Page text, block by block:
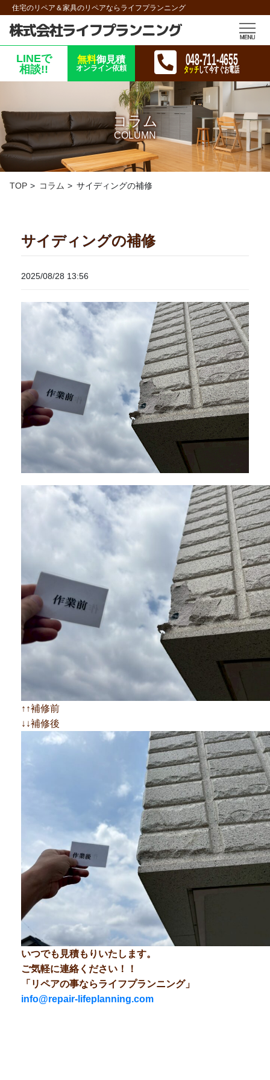
住宅のリペア＆家具のリペアならライフプランニング
株式会社ライフプランニング
048-711-4655
タッチして今すぐお電話
LINEで
相談!!
無料御見積
オンライン依頼
コラム
COLUMN
TOP コラム サイディングの補修
サイディングの補修
2025/08/28 13:56
↑↑補修前
↓↓補修後
いつでも見積もりいたします。
ご気軽に連絡ください！！
「リペアの事ならライフプランニング」
info@repair-lifeplanning.com